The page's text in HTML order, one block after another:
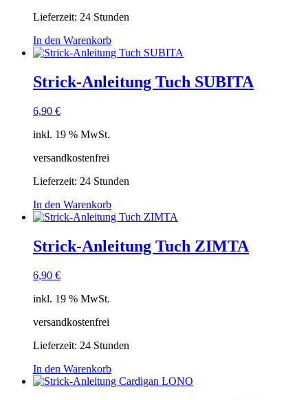
Lieferzeit: 24 Stunden
In den Warenkorb
Strick-Anleitung Tuch SUBITA
6,90 €
inkl. 19 % MwSt.
versandkostenfrei
Lieferzeit: 24 Stunden
In den Warenkorb
Strick-Anleitung Tuch ZIMTA
6,90 €
inkl. 19 % MwSt.
versandkostenfrei
Lieferzeit: 24 Stunden
In den Warenkorb